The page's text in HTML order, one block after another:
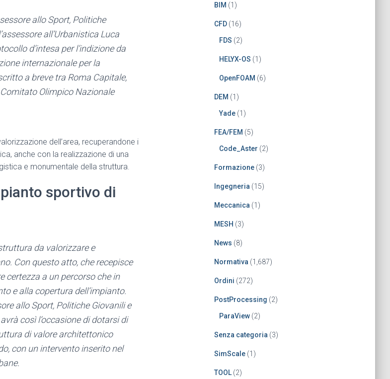
allo Sport, Politiche
all’Urbanistica Luca
d’intesa per l’indizione da
internazionale per la
a breve tra Roma Capitale,
Olimpico Nazionale
dell’area, recuperandone i
anche con la realizzazione di una
e monumentale della struttura.
sportivo di
da valorizzare e
Con questo atto, che recepisce
certezza a un percorso che in
e alla copertura dell’impianto.
allo Sport, Politiche Giovanili e
così l’occasione di dotarsi di
di valore architettonico
con un intervento inserito nel
BIM (1)
CFD(16)
FDS (2)
HELYX-OS (1)
OpenFOAM (6)
DEM (1)
Yade(1)
FEA/FEM (5)
Code_Aster (2)
Formazione(3)
Ingegneria (15)
Meccanica (1)
MESH (3)
News (8)
Normativa (1,687)
Ordini (272)
PostProcessing (2)
ParaView(2)
Senza categoria (3)
SimScale(1)
TOOL(2)